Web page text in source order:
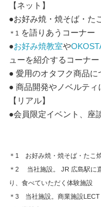
【ネット】
●お好み焼・焼そば・た
＊1 を語りあうコーナー
●お好み焼教室や
ューを紹介するコーナ
● 愛用のオタフク商品に
● 商品開発やノベルティ
【リアル】
●会員限定イベント、座
＊1 お好み焼・焼そば・たこ
＊2 当社施設。 JR 広島駅に
り、食べていただく体験施設
＊3 当社施設。商業施設LECT